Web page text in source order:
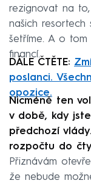
rezignovat na
našich
šetříme. A o tom
financí.
DÁLE ČTĚTE:
poslanci.
opozice.
Nicméně ten
v době, kdy
předchozí
rozpočtu do
Přiznávám
že nebude